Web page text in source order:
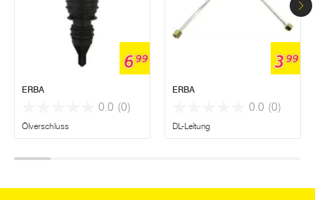
699
ERBA
0.0 (0)
Ölverschluss
399
ERBA
0.0 (0)
DL-Leitung